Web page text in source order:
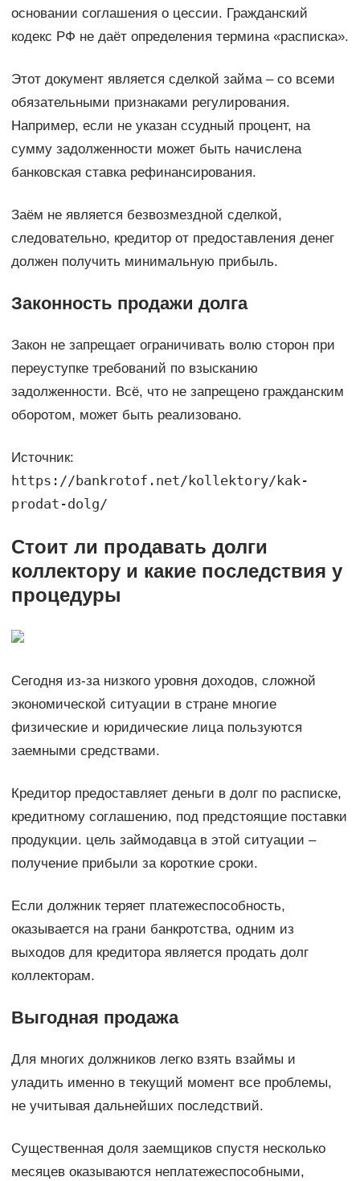
основании соглашения о цессии. Гражданский
кодекс РФ не даёт определения термина «расписка».
Этот документ является сделкой займа – со всеми
обязательными признаками регулирования.
Например, если не указан ссудный процент, на
сумму задолженности может быть начислена
банковская ставка рефинансирования.
Заём не является безвозмездной сделкой,
следовательно, кредитор от предоставления денег
должен получить минимальную прибыль.
Законность продажи долга
Закон не запрещает ограничивать волю сторон при
переуступке требований по взысканию
задолженности. Всё, что не запрещено гражданским
оборотом, может быть реализовано.
Источник:
https://bankrotof.net/kollektory/kak-
prodat-dolg/
Стоит ли продавать долги
коллектору и какие последствия у
процедуры
Сегодня из-за низкого уровня доходов, сложной
экономической ситуации в стране многие
физические и юридические лица пользуются
заемными средствами.
Кредитор предоставляет деньги в долг по расписке,
кредитному соглашению, под предстоящие поставки
продукции. цель займодавца в этой ситуации –
получение прибыли за короткие сроки.
Если должник теряет платежеспособность,
оказывается на грани банкротства, одним из
выходов для кредитора является продать долг
коллекторам.
Выгодная продажа
Для многих должников легко взять взаймы и
уладить именно в текущий момент все проблемы,
не учитывая дальнейших последствий.
Существенная доля заемщиков спустя несколько
месяцев оказываются неплатежеспособными,